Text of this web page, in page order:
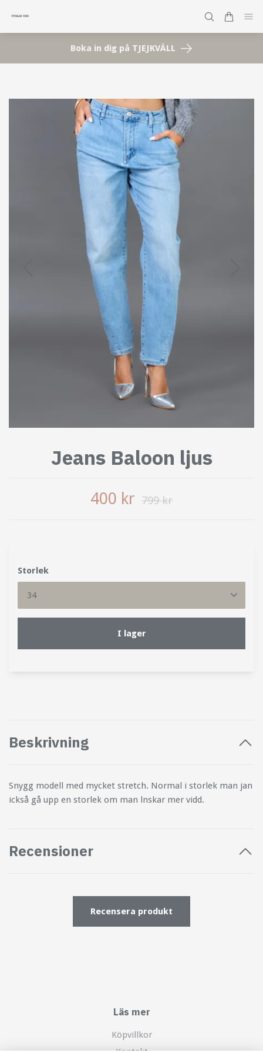
Boka in dig på TJEJKVÄLL
Jeans Baloon ljus
400 kr 799 kr
Storlek
I lager
Beskrivning
Snygg modell med mycket stretch. Normal i storlek man jan
ickså gå upp en storlek om man lnskar mer vidd.
Recensioner
Recensera produkt
Läs mer
Köpvillkor